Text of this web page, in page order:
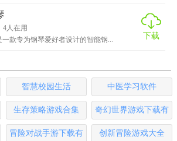
技术实现智能评估，能够精准分析用户
性化的改进建议。
以根据自己的时间安排和学习进度，随
习。
富的社区功能，让用户能够与其他钢琴
合作，共同提升音乐水平。
队不断推出新的教程、曲目和功能，确
4人在用
一款专为钢琴爱好者设计的智能钢...
下载
智慧校园生活 中医学习软件
生存策略游戏合集
奇幻世界游戏下载有
哪些
冒险对战手游下载有
创新冒险游戏大全